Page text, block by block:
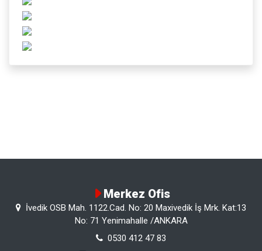
Merkez Ofis
İvedik OSB Mah. 1122.Cad. No: 20 Maxivedik İş Mrk. Kat:13
No: 71 Yenimahalle /ANKARA
0530 412 47 83